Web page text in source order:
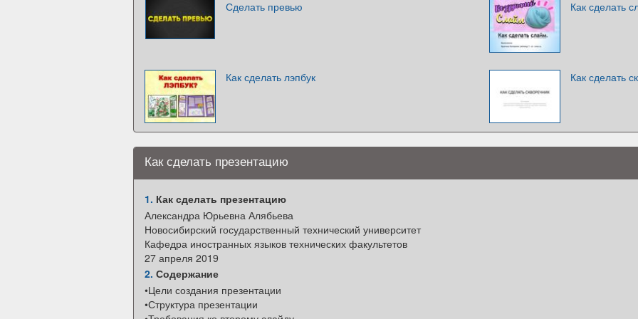
Сделать превью Как сделать
Как сделать лэпбук Как сделать
Как сделать презентацию
1. Как сделать презентацию
Александра Юрьевна Алябьева
Новосибирский государственный технический университет
Кафедра иностранных языков технических факультетов
27 апреля 2019
2. Содержание
•Цели создания презентации
•Структура презентации